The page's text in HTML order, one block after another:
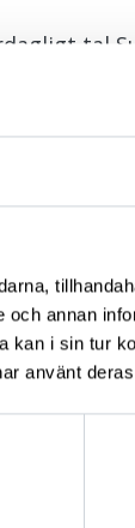
annan
kan i sin tur
använt
tal
är
euro per
som du
till